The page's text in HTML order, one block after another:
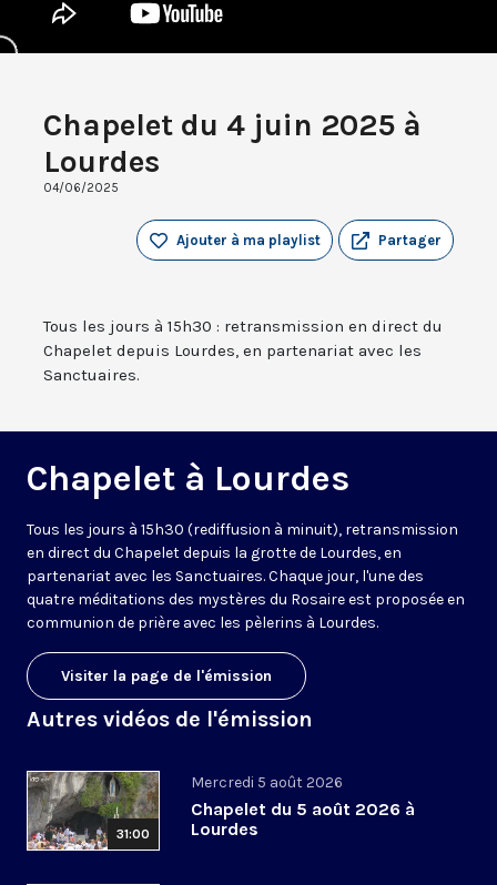
Chapelet du 4 juin 2025 à
Lourdes
04/06/2025
Partager
Ajouter à ma playlist
Tous les jours à 15h30 : retransmission en direct du
Chapelet depuis Lourdes, en partenariat avec les
Sanctuaires.
Chapelet à Lourdes
Tous les jours à 15h30 (rediffusion à minuit), retransmission
en direct du Chapelet depuis la grotte de Lourdes, en
partenariat avec les Sanctuaires. Chaque jour, l'une des
quatre méditations des mystères du Rosaire est proposée en
communion de prière avec les pèlerins à Lourdes.
Visiter la page de l'émission
Autres vidéos de l'émission
31:00
Mercredi 5 août 2026
Chapelet du 5 août 2026 à
Lourdes